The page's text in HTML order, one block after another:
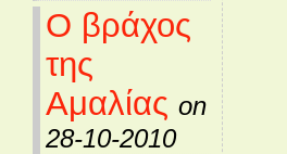
Ο βράχος
της
Αμαλίας on
28-10-2010